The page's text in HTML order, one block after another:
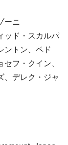
ーニ
ッド・スカルパ
ントン、ペド
フ・クイン、
、デレク・ジャ